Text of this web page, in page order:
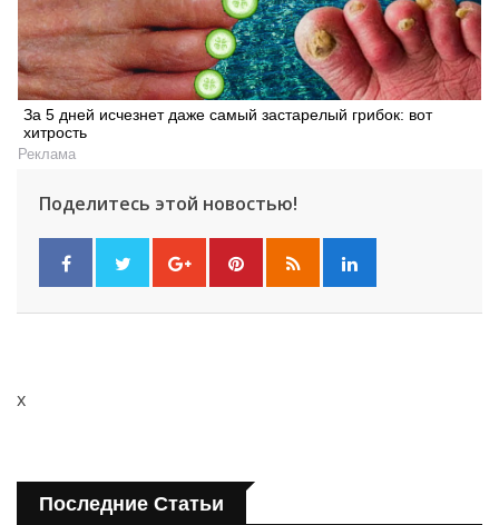
За 5 дней исчезнет даже самый застарелый грибок: вот
хитрость
Реклама
Поделитесь этой новостью!
x
Последние Статьи